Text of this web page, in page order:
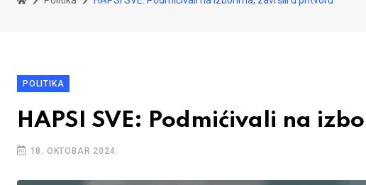
POLITIKA
HAPSI SVE: Podmićivali na
18. OKTOBAR 2024.